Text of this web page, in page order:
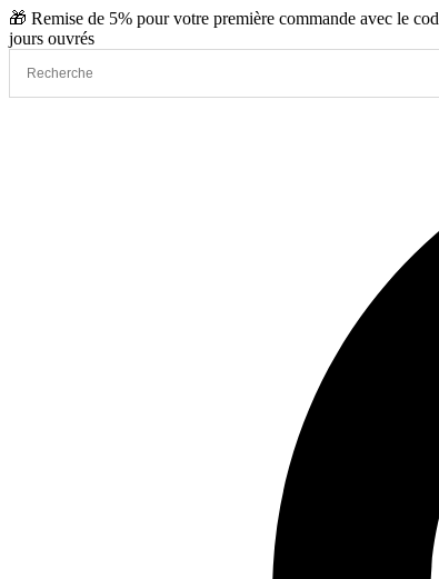
Aller
au
🎁 Remise de 5% pour votre première commande avec le
jours ouvrés